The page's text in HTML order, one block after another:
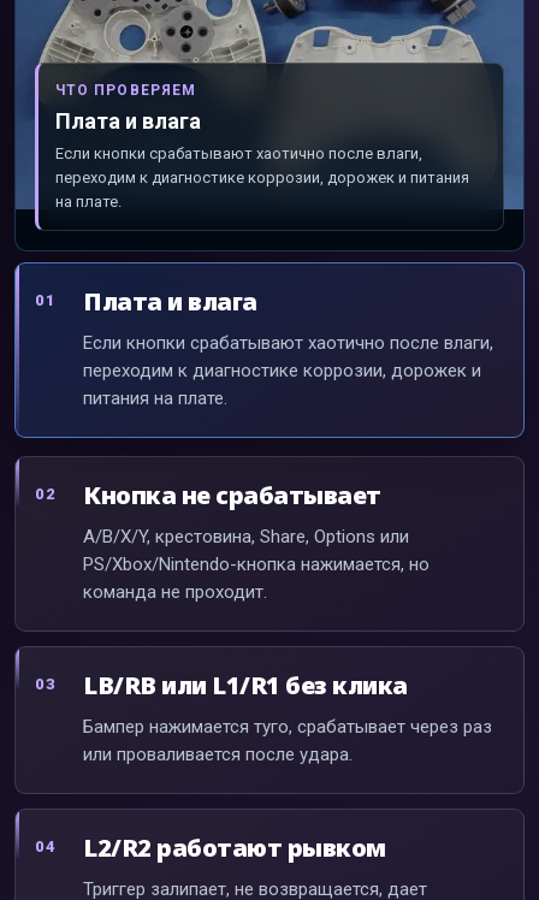
ЧТО ПРОВЕРЯЕМ
Плата и влага
Если кнопки срабатывают хаотично после влаги,
переходим к диагностике коррозии, дорожек и питания
на плате.
Плата и влага
Если кнопки срабатывают хаотично после влаги,
переходим к диагностике коррозии, дорожек и
питания на плате.
Кнопка не срабатывает
A/B/X/Y, крестовина, Share, Options или
PS/Xbox/Nintendo-кнопка нажимается, но
команда не проходит.
LB/RB или L1/R1 без клика
Бампер нажимается туго, срабатывает через раз
или проваливается после удара.
L2/R2 работают рывком
Триггер залипает, не возвращается, дает